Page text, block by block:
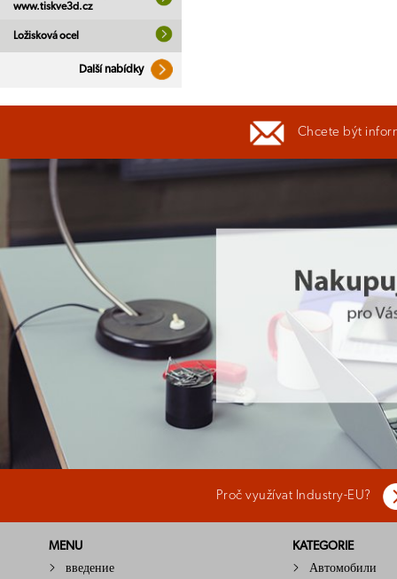
www.tiskve3d.cz
Ložisková ocel
Další nabídky
Chcete být
Proč využívat Industry-EU?
MENU
введение
KATEGORIE
Автомобили